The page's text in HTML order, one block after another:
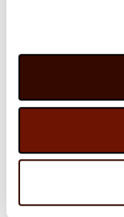
HOME
PRODUCTEN